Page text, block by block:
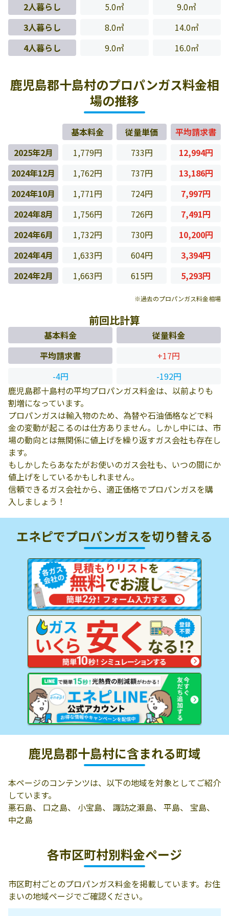
2人暮らし
5.0㎥
9.0㎥
3人暮らし
8.0㎥
14.0㎥
4人暮らし
9.0㎥ 16.0㎥
鹿児島郡十島村のプロパンガス料金相
場の推移
基本料金 従量単価
平均請求書
2025年2月
1,779円 733円
12,994円
2024年12月
1,762円 737円
13,186円
2024年10月
1,771円 724円
7,997円
2024年8月
1,756円 726円
7,491円
2024年6月
1,732円 730円
10,200円
2024年4月
1,633円 604円
3,394円
2024年2月
1,663円 615円 5,293円
※過去のプロパンガス料金相場
前回比計算
基本料金
従量料金
平均請求書
+17円
-4円
-192円
鹿児島郡十島村の平均プロパンガス料金は、以前よりも
割増になっています。
プロパンガスは輸入物のため、為替や石油価格などで料
金の変動が起こるのは仕方ありません。しかし中には、市
場の動向とは無関係に値上げを繰り返すガス会社も存在し
ます。
もしかしたらあなたがお使いのガス会社も、いつの間にか
値上げをしているかもしれません。
信頼できるガス会社から、適正価格でプロパンガスを購
入しましょう！
エネピでプロパンガスを切り替える
鹿児島郡十島村に含まれる町域
本ページのコンテンツは、以下の地域を対象としてご紹介
しています。
悪石島、 口之島、 小宝島、 諏訪之瀬島、 平島、 宝島、
中之島
各市区町村別料金ページ
市区町村ごとのプロパンガス料金を掲載しています。お住
まいの地域ページでご確認ください。